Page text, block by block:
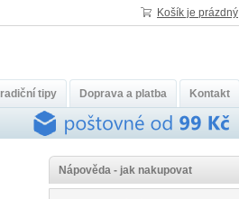
Košík je prázdný
tipy Doprava a platba Kontakt
Nápověda - jak nakupovat